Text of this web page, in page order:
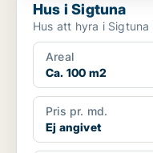
Hus i Sigtuna
Areal
Ca. 100 m2
Pris pr. md.
Ej angivet